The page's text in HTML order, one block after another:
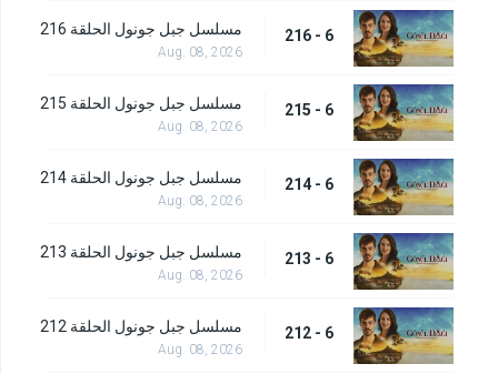
6 - 216 مسلسل جبل جونول الحلقة 216
Aug. 08, 2026
6 - 215 مسلسل جبل جونول الحلقة 215
Aug. 08, 2026
6 - 214 مسلسل جبل جونول الحلقة 214
Aug. 08, 2026
6 - 213 مسلسل جبل جونول الحلقة 213
Aug. 08, 2026
6 - 212 مسلسل جبل جونول الحلقة 212
Aug. 08, 2026